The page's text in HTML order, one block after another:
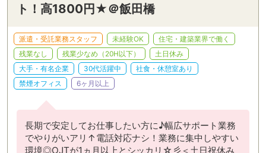
ト！高1800円★＠飯田橋
派遣・受託業務スタッフ 未経験OK
住宅・建築業界で働く
残業なし
残業少なめ（20H以下）
土日休み
大手・有名企業
30代活躍中
社食・休憩室あり
禁煙オフィス
6ヶ月以上
長期で安定してお仕事したい方に♪幅広サポート業務
でやりがいアリ↑電話対応ナシ！業務に集中しやすい
環境◎OJTが1ヵ月以上とシッカリ☆彡＜土日祝休み